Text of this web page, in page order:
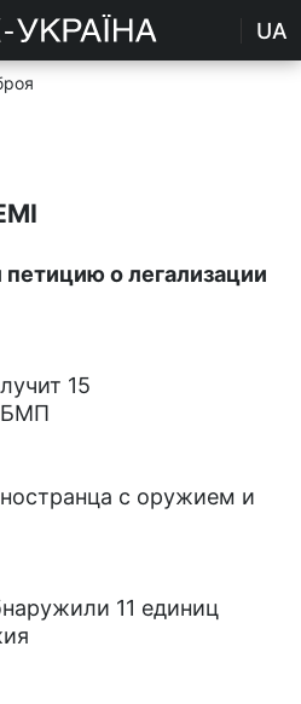
UA
о легализации
15
БМП
с оружием и
11 единиц